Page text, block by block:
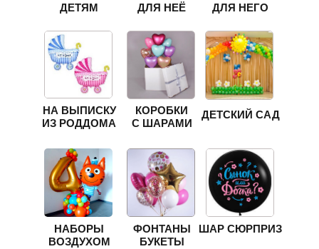
ФОНТАНЫ
БУКЕТЫ
ДЛЯ НЕЁ ДЛЯ НЕГО
ДЕТЯМ
НА ВЫПИСКУ
ИЗ РОДДОМА
ШАР СЮРПРИЗ
КОРОБКИ
С ШАРАМИ
НАБОРЫ
ВОЗДУХОМ
ДЕТСКИЙ САД